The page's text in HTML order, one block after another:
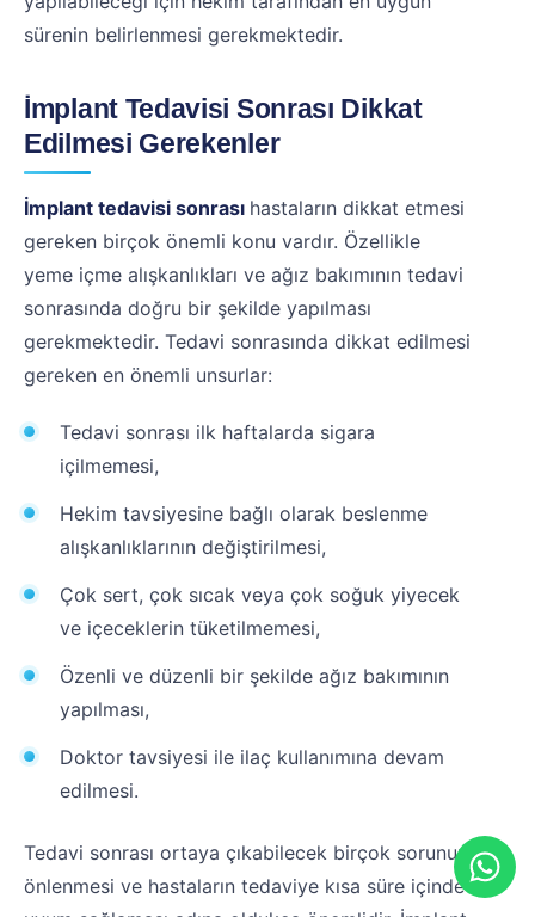
sürenin belirlenmesi gerekmektedir.
İmplant Tedavisi Sonrası Dikkat
Edilmesi Gerekenler
İmplant tedavisi sonrası hastaların dikkat etmesi
gereken birçok önemli konu vardır. Özellikle
yeme içme alışkanlıkları ve ağız bakımının tedavi
sonrasında doğru bir şekilde yapılması
gerekmektedir. Tedavi sonrasında dikkat edilmesi
gereken en önemli unsurlar:
Tedavi sonrası ilk haftalarda sigara
içilmemesi,
Hekim tavsiyesine bağlı olarak beslenme
alışkanlıklarının değiştirilmesi,
Çok sert, çok sıcak veya çok soğuk yiyecek
ve içeceklerin tüketilmemesi,
Özenli ve düzenli bir şekilde ağız bakımının
yapılması,
Doktor tavsiyesi ile ilaç kullanımına devam
edilmesi.
Tedavi sonrası ortaya çıkabilecek birçok sorunun
önlenmesi ve hastaların tedaviye kısa süre içinde